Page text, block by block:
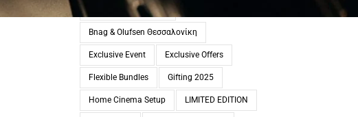
BEOVISION THEATRE
Bnag & Olufsen Θεσσαλονίκη
Exclusive Event Exclusive Offers
Flexible Bundles Gifting 2025
Home Cinema Setup LIMITED EDITION